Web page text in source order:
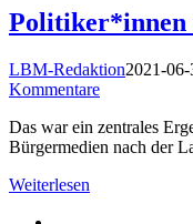
Politiker*innen
LBM-Redaktion2021-
Kommentare
Das war ein zentrales
Bürgermedien nach der
Weiterlesen